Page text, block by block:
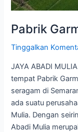
Pabrik
Tinggalkan
JAYA ABADI
tempat Pabrik
seragam di
ada suatu
Mulia. Dengan
Abadi Mulia